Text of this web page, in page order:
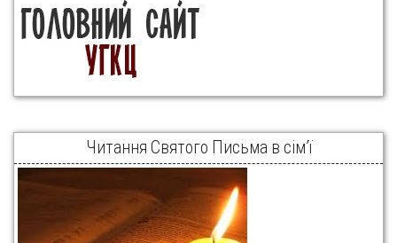
Читання Святого Письма в сім’ї